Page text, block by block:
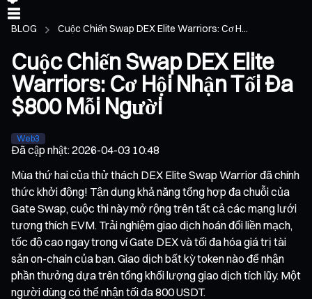
BLOG Cuộc Chiến Swap DEX Elite Warriors: Cơ H...
Cuộc Chiến Swap DEX Elite
Warriors: Cơ Hội Nhận Tối Đa
$800 Mỗi Người
Web3
Đã cập nhật:2026-04-03 10:48
Mùa thứ hai của thử thách DEX Elite Swap Warrior đã chính
thức khởi động! Tận dụng khả năng tổng hợp đa chuỗi của
Gate Swap, cuộc thi này mở rộng trên tất cả các mạng lưới
tương thích EVM. Trải nghiệm giao dịch hoán đổi liền mạch,
tốc độ cao ngay trong ví Gate DEX và tối đa hóa giá trị tài
sản on-chain của bạn. Giao dịch bất kỳ token nào để nhận
phần thưởng dựa trên tổng khối lượng giao dịch tích lũy. Một
người dùng có thể nhận tối đa 800 USDT.